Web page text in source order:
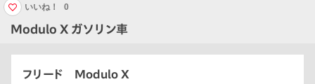
Modulo X ガソリン車
いいね！ 0
フリード Modulo X